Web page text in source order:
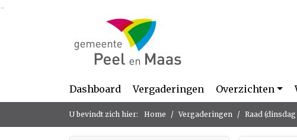
Ga naar de inhoud van deze pagina
Dashboard Vergaderingen Overzichten
U bevindt zich hier: Home Vergaderingen Raad